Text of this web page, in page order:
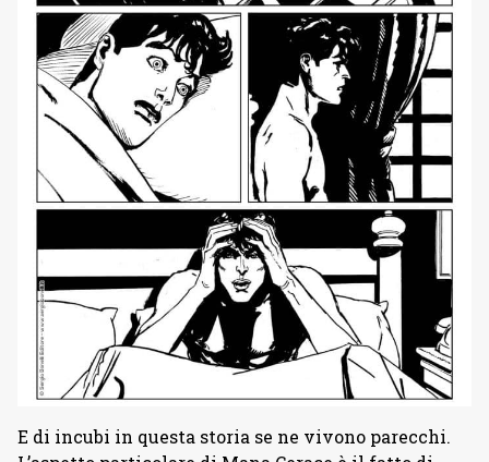
E di incubi in questa storia se ne vivono parecchi.